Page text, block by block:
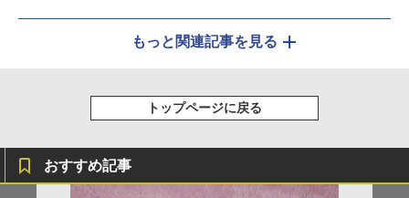
もっと関連記事を見る
トップページに戻る
おすすめ記事